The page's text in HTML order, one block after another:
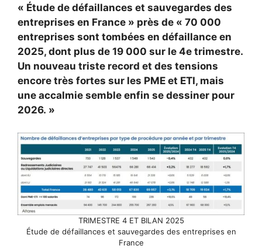
« Étude de défaillances et sauvegardes des
entreprises en France » près de « 70 000
entreprises sont tombées en défaillance en
2025, dont plus de 19 000 sur le 4e trimestre.
Un nouveau triste record et des tensions
encore très fortes sur les PME et ETI, mais
une accalmie semble enfin se dessiner pour
2026. »
TRIMESTRE 4 ET BILAN 2025
Étude de défaillances et sauvegardes des entreprises en
France